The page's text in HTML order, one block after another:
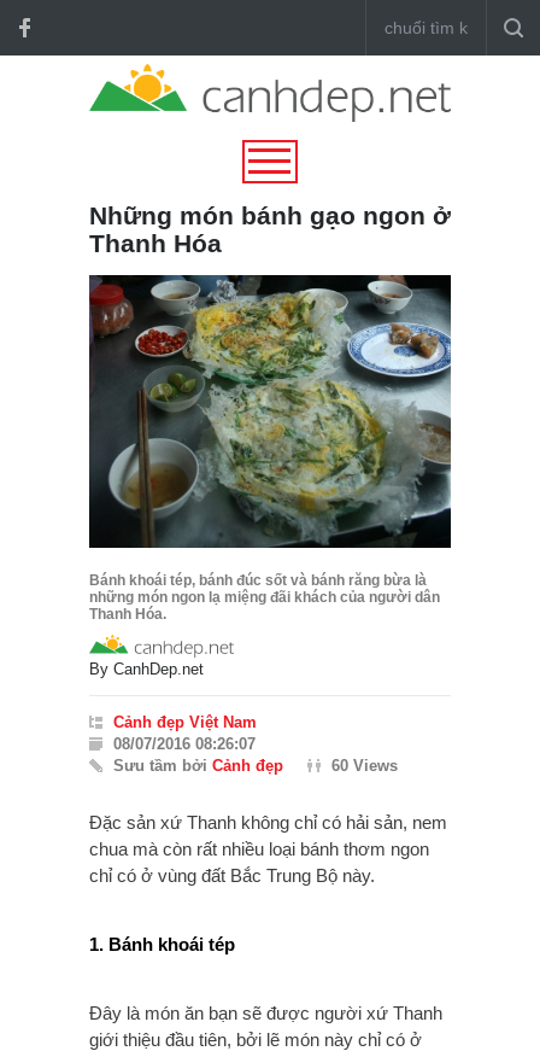
Những món bánh gạo ngon ở
Thanh Hóa
Bánh khoái tép, bánh đúc sốt và bánh răng bừa là
những món ngon lạ miệng đãi khách của người dân
Thanh Hóa.
By CanhDep.net
Cảnh đẹp Việt Nam
08/07/2016 08:26:07
Sưu tầm bởi Cảnh đẹp 60 Views
Đặc sản xứ Thanh không chỉ có hải sản, nem
chua mà còn rất nhiều loại bánh thơm ngon
chỉ có ở vùng đất Bắc Trung Bộ này.
1. Bánh khoái tép
Đây là món ăn bạn sẽ được người xứ Thanh
giới thiệu đầu tiên, bởi lẽ món này chỉ có ở